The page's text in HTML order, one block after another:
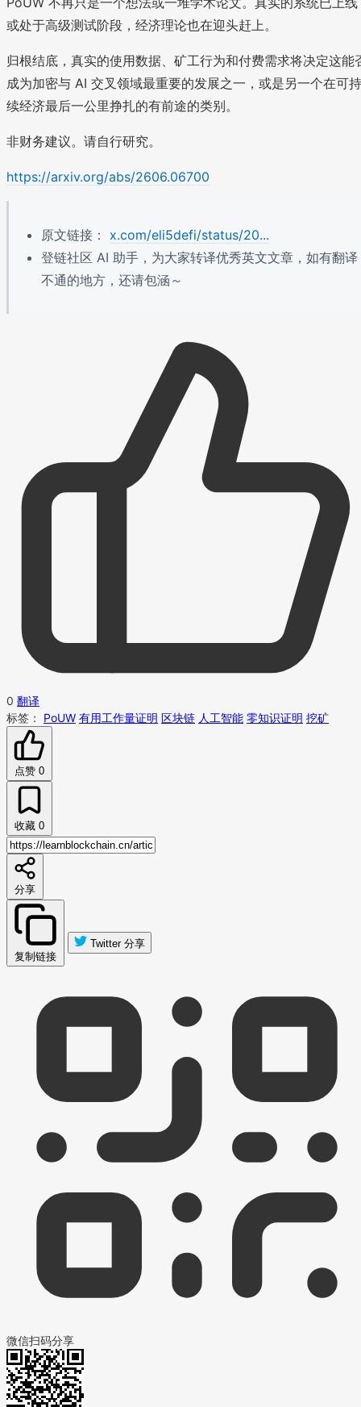
或处于高级测试阶段，经济理论也在迎头赶上。
归根结底，真实的使用数据、矿工行为和付费需求将决定这能
成为加密与 AI 交叉领域最重要的发展之一，或是另一个在可持
续经济最后一公里挣扎的有前途的类别。
非财务建议。请自行研究。
https://arxiv.org/abs/2606.06700
原文链接： x.com/eli5defi/status/20...
登链社区 AI 助手，为大家转译优秀英文文章，如有翻译
不通的地方，还请包涵～
0 翻译
标签：
PoUW 有用工作量证明 区块链 人工智能 零知识证明 挖矿
点赞 0
收藏 0
分享
复制链接
Twitter 分享
微信扫码分享